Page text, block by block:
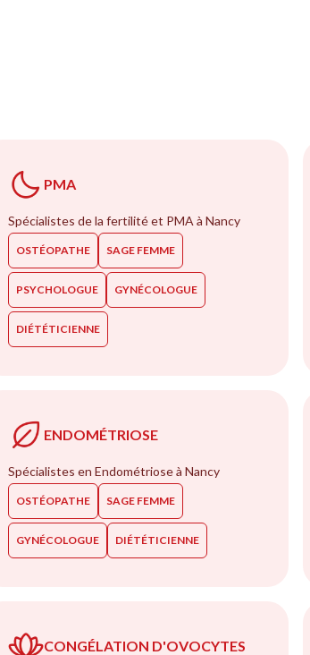
PMA
Spécialistes de la fertilité et PMA à Nancy
OSTÉOPATHE SAGE FEMME
PSYCHOLOGUE GYNÉCOLOGUE
DIÉTÉTICIENNE
ENDOMÉTRIOSE
Spécialistes en Endométriose à Nancy
OSTÉOPATHE SAGE FEMME
GYNÉCOLOGUE DIÉTÉTICIENNE
CONGÉLATION D'OVOCYTES